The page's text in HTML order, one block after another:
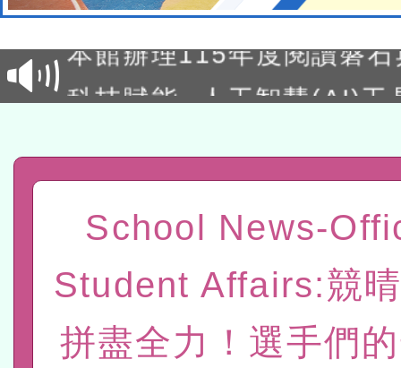
讀推動專業研習
科技賦能─人工智慧(AI)工
「數位內容與教學軟體線
t」
有關大陸委員會函釋公務
轉知經濟部水利署委託財
研究院辦理「115年表揚
位及節水達人選拔活動」
115年8月22日(星期六)辦
市孔廟祈福系列活動—儒
2026年桃園地景藝術節教
School News-
Student Affairs:競
拼盡全力！選手們